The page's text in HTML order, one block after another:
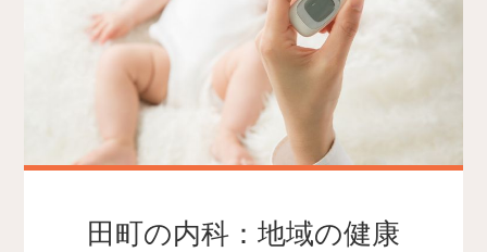
田町の内科：地域の健康